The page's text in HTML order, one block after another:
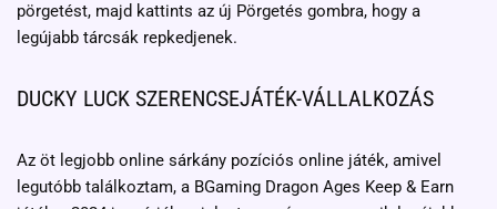
pörgetést, majd kattints az új Pörgetés gombra, hogy a
legújabb tárcsák repkedjenek.
DUCKY LUCK SZERENCSEJÁTÉK-VÁLLALKOZÁS
Az öt legjobb online sárkány pozíciós online játék, amivel
legutóbb találkoztam, a BGaming Dragon Ages Keep & Earn